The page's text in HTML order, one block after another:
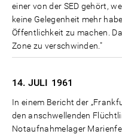
einer von der SED gehört,
keine Gelegenheit mehr
Öffentlichkeit zu machen.
Zone zu verschwinden."
14. JULI 1961
In einem Bericht der
den anschwellenden
Notaufnahmelager